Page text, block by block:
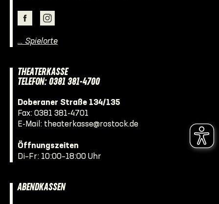
… Spielorte
THEATERKASSE
TELEFON: 0381 381-4700
Doberaner Straße 134/135
Fax: 0381 381-4701
E-Mail: theaterkasse@rostock.de
Öffnungszeiten
Di–Fr: 10:00–18:00 Uhr
ABENDKASSEN